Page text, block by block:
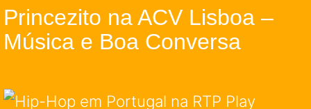
Princezito na ACV Lisboa –
Música e Boa Conversa